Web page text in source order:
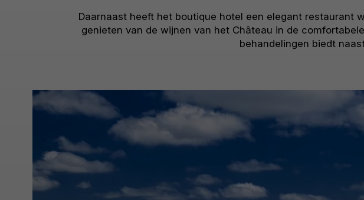
Daarnaast heeft het boutique hotel een elegant restaurant
genieten van de wijnen van het Château in de
behandelingen biedt